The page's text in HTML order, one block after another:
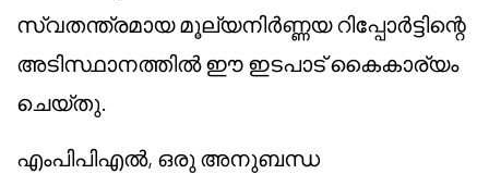
സ്വതന്ത്രമായ മൂല്യനിർണ്ണയ റിപ്പോർട്ടിന്റെ
അടിസ്ഥാനത്തിൽ ഈ ഇടപാട് കൈകാര്യം
ചെയ്തു.
എംപിപിഎൽ, ഒരു അനുബന്ധ